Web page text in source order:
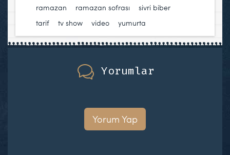
ramazan
ramazan sofrası sivri biber
tarif
tv show video yumurta
Yorumlar
Yorum Yap